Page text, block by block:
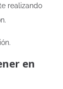
realizando
en